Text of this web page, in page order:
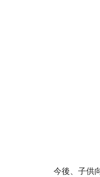
今後、子供